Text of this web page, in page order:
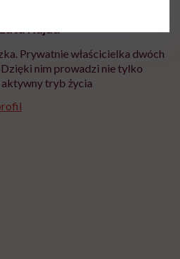
Kujda
Prywatnie właścicielka dwóch
nim prowadzi nie tylko
tryb życia